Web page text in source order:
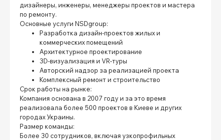
дизайнеры, инженеры, менеджеры проектов и мастера
по ремонту.
Основные услуги NSDgroup:
Разработка дизайн-проектов жилых и
коммерческих помещений
Архитектурное проектирование
3D-визуализация и VR-туры
Авторский надзор за реализацией проекта
Комплексный ремонт и строительство
Срок работы на рынке:
Компания основана в 2007 году и за это время
реализовала более 500 проектов в Киеве и других
городах Украины.
Размер команды:
Более 30 сотрудников, включая узкопрофильных